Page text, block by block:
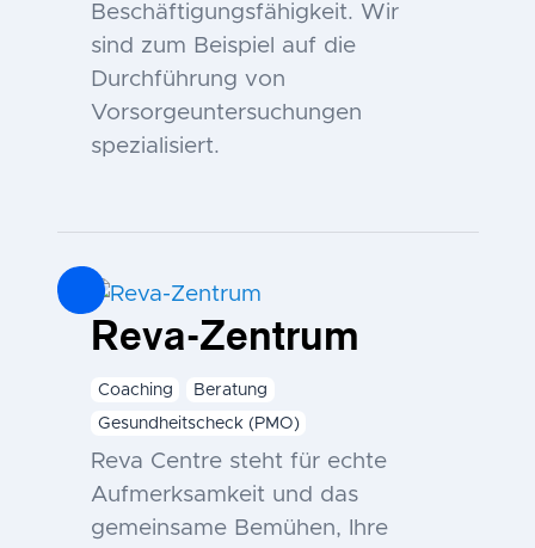
Beschäftigungsfähigkeit. Wir
sind zum Beispiel auf die
Durchführung von
Vorsorgeuntersuchungen
spezialisiert.
Reva-Zentrum
Coaching
Beratung
Gesundheitscheck (PMO)
Reva Centre steht für echte
Aufmerksamkeit und das
gemeinsame Bemühen, Ihre